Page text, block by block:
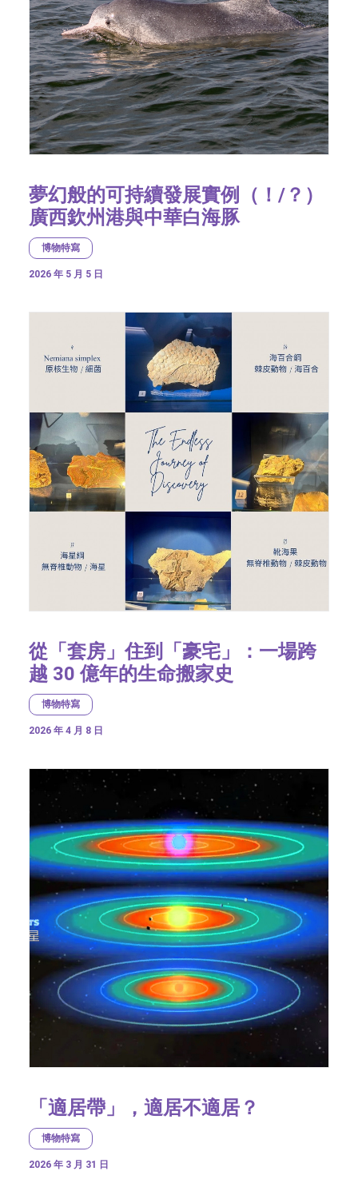
夢幻般的可持續發展實例（！/？）
廣西欽州港與中華白海豚
博物特寫
2026 年 5 月 5 日
從「套房」住到「豪宅」：一場跨
越 30 億年的生命搬家史
博物特寫
2026 年 4 月 8 日
「適居帶」，適居不適居？
博物特寫
2026 年 3 月 31 日